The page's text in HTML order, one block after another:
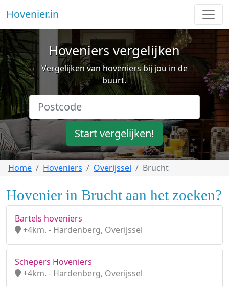
Hovenier.in
Hoveniers vergelijken
Vergelijken van hoveniers bij jou in de
buurt.
Start vergelijken!
Home Hoveniers Overijssel Brucht
Hovenier in Brucht aan het zoeken?
Bartels hoveniers
+4km. - Hardenberg, Overijssel
Schepers Hoveniers
+4km. - Hardenberg, Overijssel